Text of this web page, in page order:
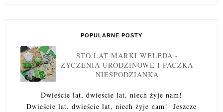
POPULARNE POSTY
STO LAT MARKI WELEDA -
ŻYCZENIA URODZINOWE I PACZKA
NIESPODZIANKA
Dwieście lat, dwieście lat, niech żyje nam!
Dwieście lat, dwieście lat, niech żyje nam! Jeszcze